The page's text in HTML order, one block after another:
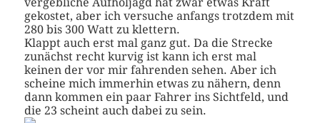
gekostet, aber ich versuche anfangs trotzdem mit
280 bis 300 Watt zu klettern.
Klappt auch erst mal ganz gut. Da die Strecke
zunächst recht kurvig ist kann ich erst mal
keinen der vor mir fahrenden sehen. Aber ich
scheine mich immerhin etwas zu nähern, denn
dann kommen ein paar Fahrer ins Sichtfeld, und
die 23 scheint auch dabei zu sein.